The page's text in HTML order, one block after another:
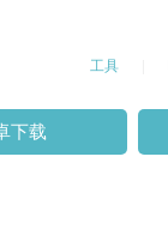
工具
下载